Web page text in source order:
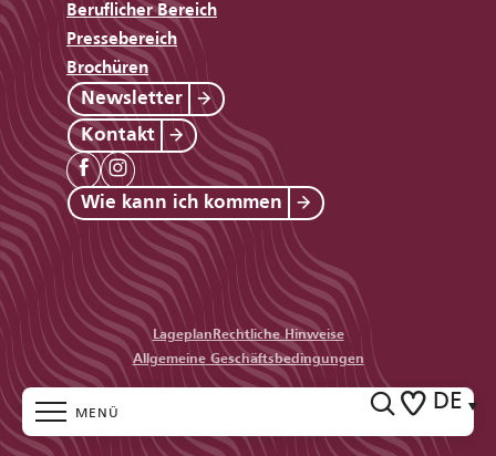
MENÜ
Voir les
Suche
DE
Beruflicher Bereich
Pressebereich
Brochüren
Newsletter
Kontakt
Wie kann ich kommen
Lageplan Rechtliche Hinweise
Allgemeine Geschäftsbedingungen